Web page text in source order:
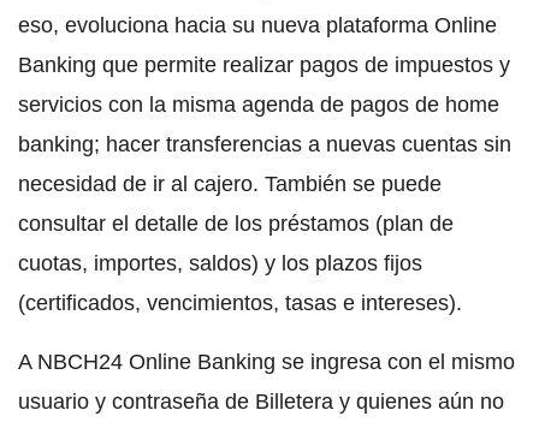
eso, evoluciona hacia su nueva plataforma Online
Banking que permite realizar pagos de impuestos y
servicios con la misma agenda de pagos de home
banking; hacer transferencias a nuevas cuentas sin
necesidad de ir al cajero. También se puede
consultar el detalle de los préstamos (plan de
cuotas, importes, saldos) y los plazos fijos
(certificados, vencimientos, tasas e intereses).
A NBCH24 Online Banking se ingresa con el mismo
usuario y contraseña de Billetera y quienes aún no